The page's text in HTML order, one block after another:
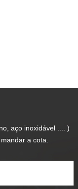
aço inoxidável .... )
a cota.